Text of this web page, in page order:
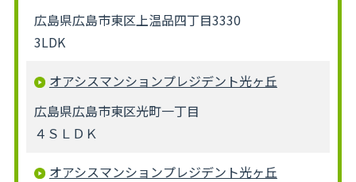
広島県広島市東区上温品四丁目3330
3LDK
オアシスマンションプレジデント光ヶ丘
広島県広島市東区光町一丁目
４ＳＬＤＫ
オアシスマンションプレジデント光ヶ丘